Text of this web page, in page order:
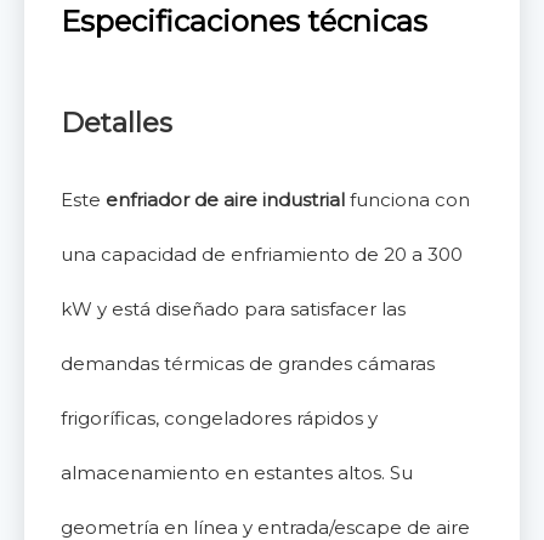
Especificaciones técnicas
Detalles
Este enfriador de aire industrial funciona con
una capacidad de enfriamiento de 20 a 300
kW y está diseñado para satisfacer las
demandas térmicas de grandes cámaras
frigoríficas, congeladores rápidos y
almacenamiento en estantes altos. Su
geometría en línea y entrada/escape de aire